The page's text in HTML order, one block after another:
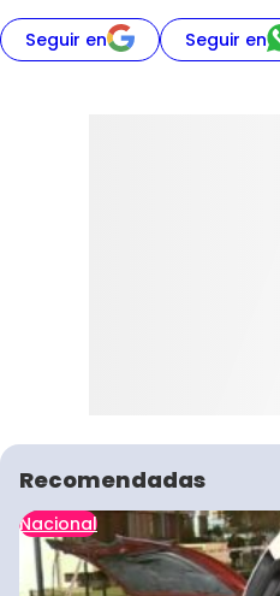
Seguir en Seguir en
Recomendadas
Nacional